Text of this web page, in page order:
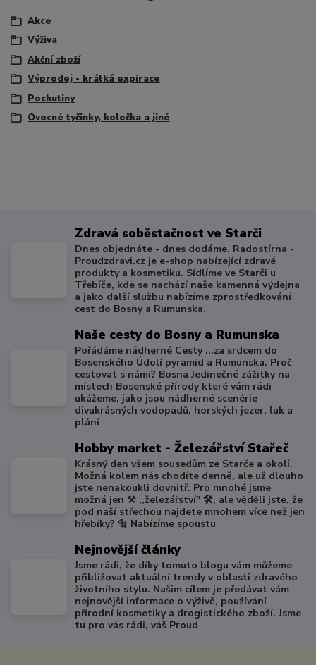
Akce
Výživa
Akční zboží
Výprodej - krátká expirace
Pochutiny
Ovocné tyčinky, kolečka a jiné
Zdravá soběstačnost ve Starči
Dnes objednáte - dnes dodáme. Radostírna -
Proudzdravi.cz je e-shop nabízející zdravé
produkty a kosmetiku. Sídlíme ve Starči u
Třebíče, kde se nachází naše kamenná výdejna
a jako další službu nabízíme zprostředkování
cest do Bosny a Rumunska.
Naše cesty do Bosny a Rumunska
Pořádáme nádherné Cesty ...za srdcem do
Bosenského Údolí pyramid a Rumunska. Proč
cestovat s námi? Bosna Jedinečné zážitky na
místech Bosenské přírody které vám rádi
ukážeme, jako jsou nádherné scenérie
divukrásných vodopádů, horských jezer, luk a
plání
Hobby market - Železářství Stařeč
Krásný den všem sousedům ze Starče a okolí.
Možná kolem nás chodíte denně, ale už dlouho
jste nenakoukli dovnitř. Pro mnohé jsme
možná jen ⚒️ ,,železářství" 🛠️, ale věděli jste, že
pod naší střechou najdete mnohem více než jen
hřebíky? 🔩 Nabízíme spoustu
Nejnovější články
Jsme rádi, že díky tomuto blogu vám můžeme
přibližovat aktuální trendy v oblasti zdravého
životního stylu. Našim cílem je předávat vám
nejnovější informace o výživě, používání
přírodní kosmetiky a drogistického zboží. Jsme
tu pro vás rádi, váš Proud